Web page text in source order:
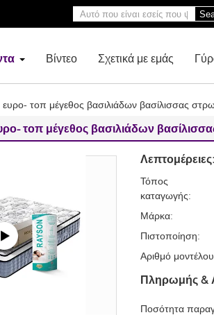
Βίντεο Σχετικά με εμάς
ευρο- τοπ μέγεθος βασιλιάδων βασίλισσας
τοπ μέγεθος βασιλιάδων
Λεπτομέρειες:
Τόπος
καταγωγής:
Μάρκα:
Πιστοποίηση:
Αριθμό
Πληρωμής &
Ποσότητα